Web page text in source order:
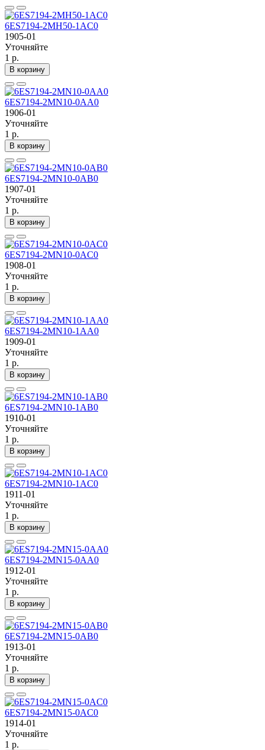
6ES7194-2MH50-1AC0
1905-01
Уточняйте
1 р.
В корзину
6ES7194-2MN10-0AA0
1906-01
Уточняйте
1 р.
В корзину
6ES7194-2MN10-0AB0
1907-01
Уточняйте
1 р.
В корзину
6ES7194-2MN10-0AC0
1908-01
Уточняйте
1 р.
В корзину
6ES7194-2MN10-1AA0
1909-01
Уточняйте
1 р.
В корзину
6ES7194-2MN10-1AB0
1910-01
Уточняйте
1 р.
В корзину
6ES7194-2MN10-1AC0
1911-01
Уточняйте
1 р.
В корзину
6ES7194-2MN15-0AA0
1912-01
Уточняйте
1 р.
В корзину
6ES7194-2MN15-0AB0
1913-01
Уточняйте
1 р.
В корзину
6ES7194-2MN15-0AC0
1914-01
Уточняйте
1 р.